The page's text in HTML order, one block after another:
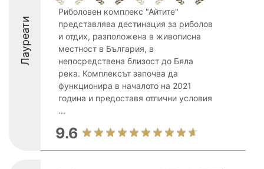
Лауреати
Риболовен комплекс "Айтите"
представлява дестинация за риболов
и отдих, разположена в живописна
местност в България, в
непосредствена близост до Бяла
река. Комплексът започва да
функционира в началото на 2021
година и предоставя отлични условия
...
9.6